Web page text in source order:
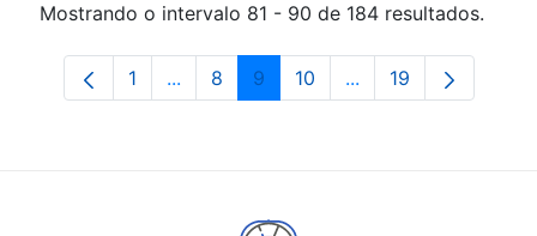
Mostrando o intervalo 81 - 90 de 184 resultados.
Páxina
1 ...Páxinas intermedias Use pestaña para
Páxina
8 Páxina
9 Páxina
10 ...PáxinasPáxina
19